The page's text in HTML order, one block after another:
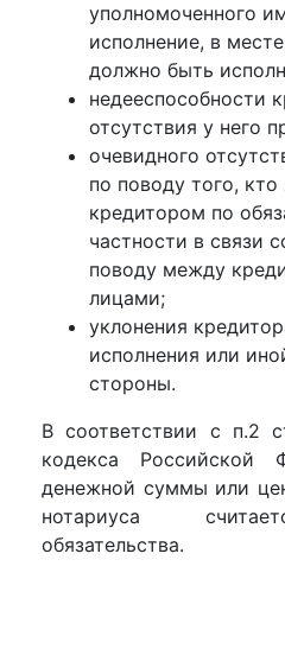
уполномоченного
исполнение, в
должно быть
недееспособности
отсутствия у него
очевидного
по поводу того, кто
кредитором по
частности в связи
поводу между
лицами;
уклонения
исполнения или
стороны.
В соответствии с п.2
кодекса Российской
денежной суммы или
нотариуса
обязательства.